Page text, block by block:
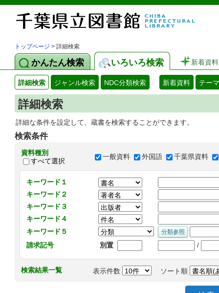
トップページ > 詳細検索
かんたん検索 いろいろ検索 新着資料
詳細検索 ジャンル検索 NDC分類検索 新着資料 テー
詳細検索
詳細な条件を設定して、蔵書を検索することができます。
検索条件
資料種別
すべて選択
一般資料 外国語 千葉県資料
キーワード１
キーワード２
キーワード３
キーワード４
キーワード５
請求記号
別置 /
検索結果一覧 表示件数 ソート順